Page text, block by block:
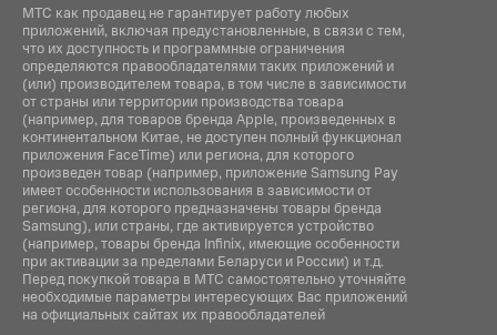
МТС как продавец не гарантирует работу любых
приложений, включая предустановленные, в связи с тем,
что их доступность и программные ограничения
определяются правообладателями таких приложений и
(или) производителем товара, в том числе в зависимости
от страны или территории производства товара
(например, для товаров бренда Apple, произведенных в
континентальном Китае, не доступен полный функционал
приложения FaceTime) или региона, для которого
произведен товар (например, приложение Samsung Pay
имеет особенности использования в зависимости от
региона, для которого предназначены товары бренда
Samsung), или страны, где активируется устройство
(например, товары бренда Infiniх, имеющие особенности
при активации за пределами Беларуси и России) и т.д.
Перед покупкой товара в МТС самостоятельно уточняйте
необходимые параметры интересующих Вас приложений
на официальных сайтах их правообладателей